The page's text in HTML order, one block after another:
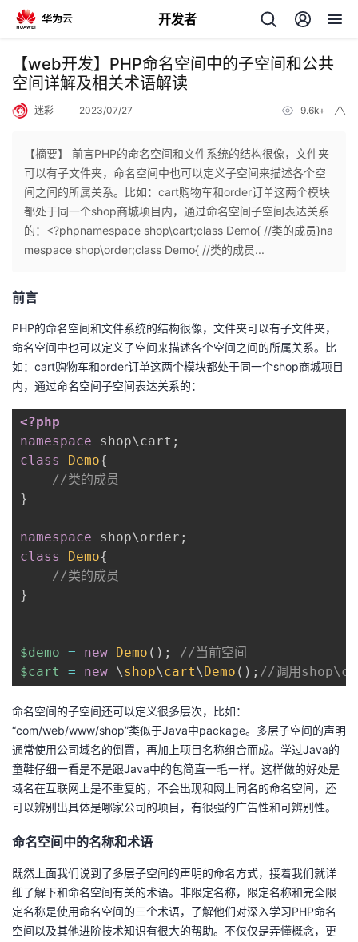
开发者
返
回
个
人
我
开
发
者
我
的
客
我
论
的
我
播
活
的
注
我
开
发
者
堂
我
的
Programs
我
的
支
持
我
的
我
【web开发】PHP命名空间中的子空间和公共
空间详解及相关术语解读
迷彩 2023/07/27 9.6k+
【摘要】 前言PHP的命名空间和文件系统的结构很像，文件夹
可以有子文件夹，命名空间中也可以定义子空间来描述各个空
间之间的所属关系。比如：cart购物车和order订单这两个模块
都处于同一个shop商城项目内，通过命名空间子空间表达关系
的：<?phpnamespace shop\cart;class Demo{ //类的成员}na
mespace shop\order;class Demo{ //类的成员...
前言
PHP的命名空间和文件系统的结构很像，文件夹可以有子文件夹，
命名空间中也可以定义子空间来描述各个空间之间的所属关系。比
如：cart购物车和order订单这两个模块都处于同一个shop商城项目
内，通过命名空间子空间表达关系的：
<?php
namespace
shop\cart ;
class
Demo{
//类的成员
}
namespace shop\order ;
class
Demo{
//类的成员
}
$demo = new Demo ( ) ;
//当前空间
$cart
= new \shop\cart\Demo ( ) ; //调用
命名空间的子空间还可以定义很多层次，比如：
“com/web/www/shop”类似于Java中package。多层子空间的声明
通常使用公司域名的倒置，再加上项目名称组合而成。学过Java的
童鞋仔细一看是不是跟Java中的包简直一毛一样。这样做的好处是
域名在互联网上是不重复的，不会出现和网上同名的命名空间，还
可以辨别出具体是哪家公司的项目，有很强的广告性和可辨别性。
命名空间中的名称和术语
既然上面我们说到了多层子空间的声明的命名方式，接着我们就详
细了解下和命名空间有关的术语。非限定名称，限定名称和完全限
定名称是使用命名空间的三个术语，了解他们对深入学习PHP命名
空间以及其他进阶技术知识有很大的帮助。不仅仅是弄懂概念，更